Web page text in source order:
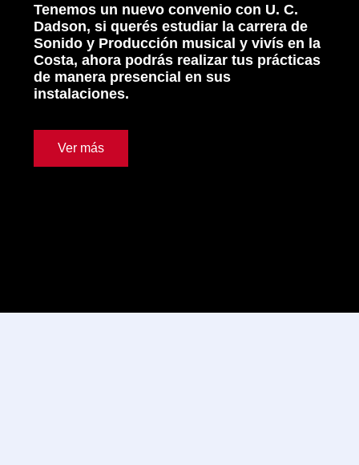
Tenemos un nuevo convenio con U. C.
Dadson, si querés estudiar la carrera de
Sonido y Producción musical y vivís en la
Costa, ahora podrás realizar tus prácticas
de manera presencial en sus
instalaciones.
Ver más